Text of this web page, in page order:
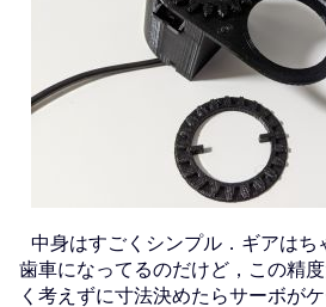
中身はすごくシンプル．ギアはち
歯車になってるのだけど，この精
く考えずに寸法決めたらサーボが